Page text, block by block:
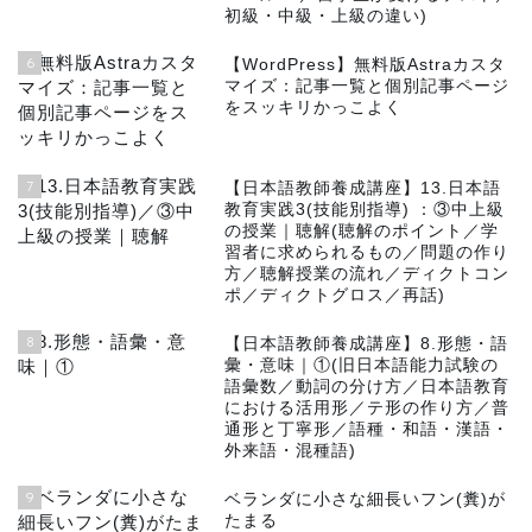
初級・中級・上級の違い)
6
【WordPress】無料版Astraカスタ
マイズ：記事一覧と個別記事ページ
をスッキリかっこよく
7
【日本語教師養成講座】13.日本語
教育実践3(技能別指導) ：③中上級
の授業｜聴解(聴解のポイント／学
習者に求められるもの／問題の作り
方／聴解授業の流れ／ディクトコン
ポ／ディクトグロス／再話)
8
【日本語教師養成講座】8.形態・語
彙・意味｜①(旧日本語能力試験の
語彙数／動詞の分け方／日本語教育
における活用形／テ形の作り方／普
通形と丁寧形／語種・和語・漢語・
外来語・混種語)
9
ベランダに小さな細長いフン(糞)が
たまる